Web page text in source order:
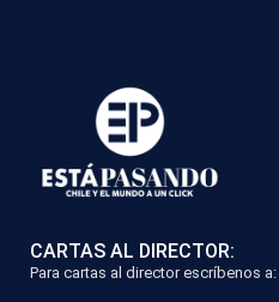
CARTAS AL DIRECTOR:
Para cartas al director escríbenos a: